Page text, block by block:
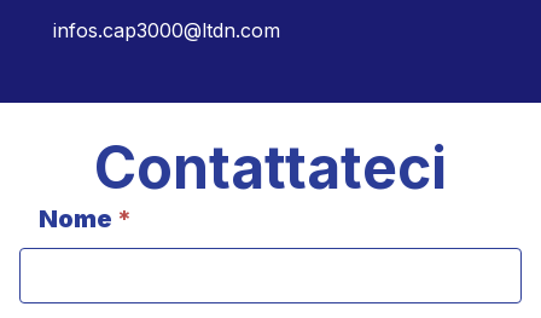
infos.cap3000@ltdn.com
Contattateci
Contatto
(centro
+
Nome *